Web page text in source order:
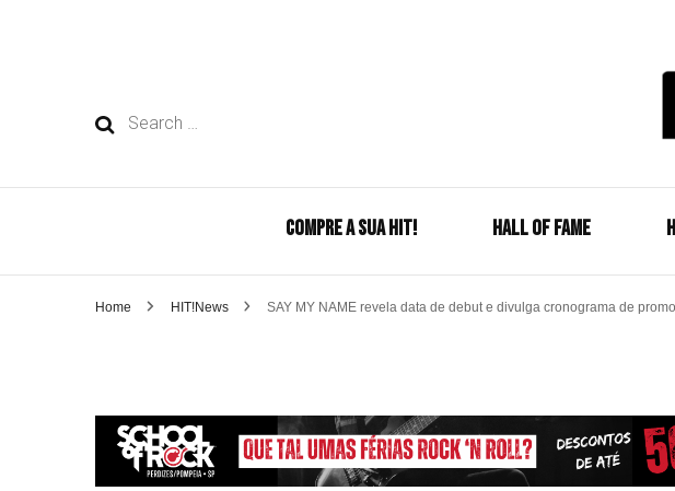
Search
COMPRE A SUA HIT! HALL OF FAME
Home HIT!News SAY MY NAME revela data de debut e divulga cronograma de